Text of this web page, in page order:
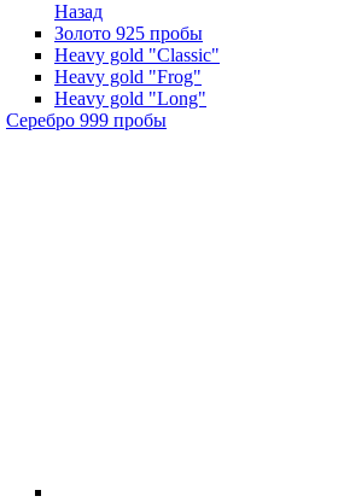
Назад
Золото 925 пробы
Heavy gold "Classic"
Heavy gold "Frog"
Heavy gold "Long"
Серебро 999 пробы